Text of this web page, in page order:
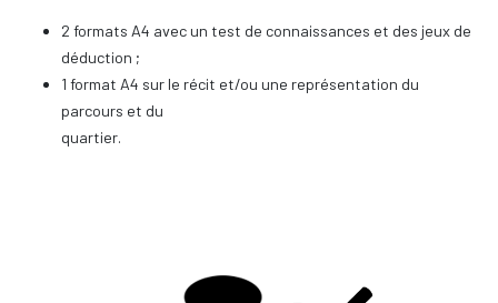
2 formats A4 avec un test de connaissances et des jeux de
déduction ;
1 format A4 sur le récit et/ou une représentation du
parcours et du
quartier.